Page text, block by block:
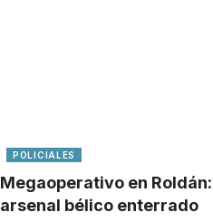
POLICIALES
Megaoperativo en
arsenal bélico enterrado